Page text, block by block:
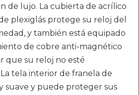
de lujo. La cubierta de acrílico
plexiglás protege su reloj del
y también está equipado
de cobre anti-magnético
que su reloj no esté
tela interior de franela de
suave y puede proteger sus